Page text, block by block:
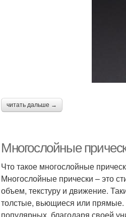
читать дальше →
Многослойные
Что такое многослойные
Многослойные прически – это
объем, текстуру и движение.
толстые, вьющиеся или прямые.